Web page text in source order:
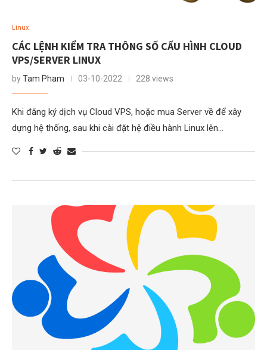
Linux
CÁC LỆNH KIỂM TRA THÔNG SỐ CẤU HÌNH CLOUD
VPS/SERVER LINUX
byTam Pham 03-10-2022 228 views
Khi đăng ký dịch vụ Cloud VPS, hoặc mua Server về để xây
dựng hệ thống, sau khi cài đặt hệ điều hành Linux lên…